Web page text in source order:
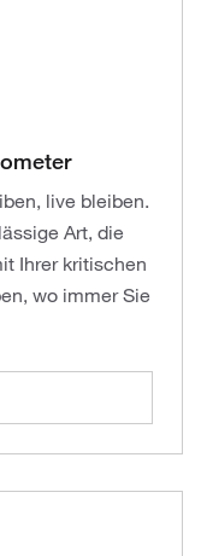
live bleiben.
Art, die
Ihrer kritischen
wo immer Sie